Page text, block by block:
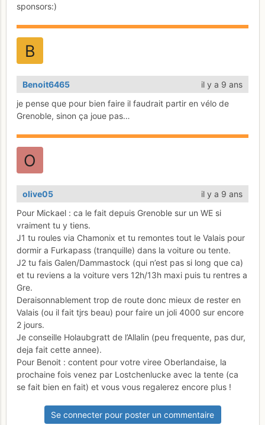
sponsors:)
Benoit6465
il y a 9 ans
je pense que pour bien faire il faudrait partir en vélo de
Grenoble, sinon ça joue pas…
olive05
il y a 9 ans
Pour Mickael : ca le fait depuis Grenoble sur un WE si
vraiment tu y tiens.
J1 tu roules via Chamonix et tu remontes tout le Valais pour
dormir a Furkapass (tranquille) dans la voiture ou tente.
J2 tu fais Galen/Dammastock (qui n’est pas si long que ca)
et tu reviens a la voiture vers 12h/13h maxi puis tu rentres a
Gre.
Deraisonnablement trop de route donc mieux de rester en
Valais (ou il fait tjrs beau) pour faire un joli 4000 sur encore
2 jours.
Je conseille Holaubgratt de l’Allalin (peu frequente, pas dur,
deja fait cette annee).
Pour Benoit : content pour votre viree Oberlandaise, la
prochaine fois venez par Lostchenlucke avec la tente (ca
se fait bien en fait) et vous vous regalerez encore plus !
Se connecter pour poster un commentaire